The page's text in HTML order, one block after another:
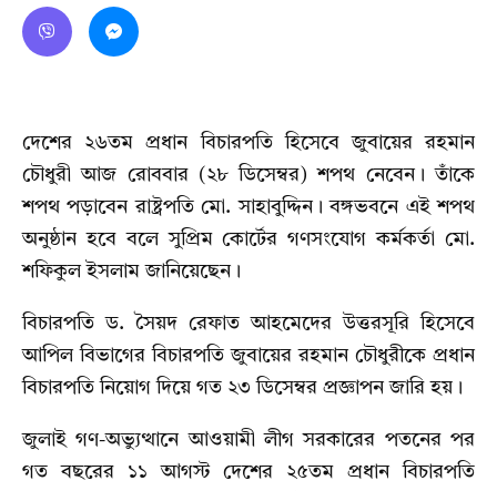
দেশের ২৬তম প্রধান বিচারপতি হিসেবে জুবায়ের রহমান
চৌধুরী আজ রোববার (২৮ ডিসেম্বর) শপথ নেবেন। তাঁকে
শপথ পড়াবেন রাষ্ট্রপতি মো. সাহাবুদ্দিন। বঙ্গভবনে এই শপথ
অনুষ্ঠান হবে বলে সুপ্রিম কোর্টের গণসংযোগ কর্মকর্তা মো.
শফিকুল ইসলাম জানিয়েছেন।
বিচারপতি ড. সৈয়দ রেফাত আহমেদের উত্তরসূরি হিসেবে
আপিল বিভাগের বিচারপতি জুবায়ের রহমান চৌধুরীকে প্রধান
বিচারপতি নিয়োগ দিয়ে গত ২৩ ডিসেম্বর প্রজ্ঞাপন জারি হয়।
জুলাই গণ-অভ্যুত্থানে আওয়ামী লীগ সরকারের পতনের পর
গত বছরের ১১ আগস্ট দেশের ২৫তম প্রধান বিচারপতি